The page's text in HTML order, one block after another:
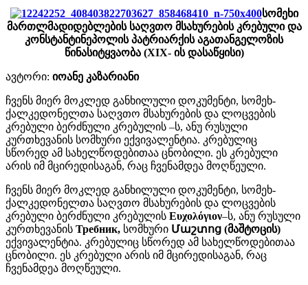
სომეხი
მართლმადიდებლების საღვთო მსახურების კრებული და
კონსტანტინეპოლის პატრიარქის აგათანგელოზის
წინასიტყვაობა (XIX- ის დასაწყისი)
ავტორი: იოანე კაზარიანი
ჩვენს მიერ მოკლედ განხილული დოკუმენტი, სომეხ-
ქალკედონელთა საღვთო მსახურების და ლოცვების
კრებული ბერძნული კრებულის –ს, ანუ რუსული
კურთხევანის სომხური ექვივალენტია. კრებულიც
სწორედ ამ სახელწოდებითაა ცნობილი. ეს კრებული
არის იმ მცირედისაგან, რაც ჩვენამდეა მოღწეული.
ჩვენს მიერ მოკლედ განხილული დოკუმენტი, სომეხ-
ქალკედონელთა საღვთო მსახურების და ლოცვების
კრებული ბერძნული კრებულის Ευχολόγιον–ს, ანუ რუსული
კურთხევანის Требник, სომხური Մաշտոց (მაშტოცის)
ექვივალენტია. კრებულიც სწორედ ამ სახელწოდებითაა
ცნობილი. ეს კრებული არის იმ მცირედისაგან, რაც
ჩვენამდეა მოღწეული.